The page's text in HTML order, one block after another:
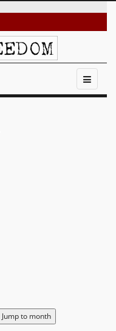
Jump to month